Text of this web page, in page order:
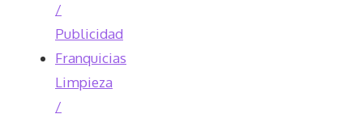
/
Publicidad
Franquicias
Limpieza
/